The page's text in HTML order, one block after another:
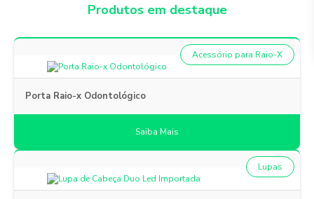
Produtos em destaque
Porta Raio-x Odontológico
Acessório para Raio-X
Saiba Mais
Lupas